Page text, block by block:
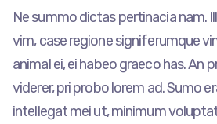
Ne summo dictas pertinacia nam.
vim, case regione signiferumque
animal ei, ei habeo graeco has. An
viderer, pri probo lorem ad. Sumo
intellegat mei ut, minimum